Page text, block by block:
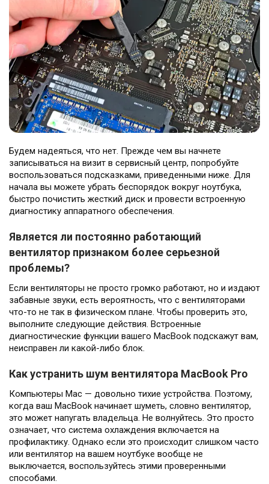
Будем надеяться, что нет. Прежде чем вы начнете
записываться на визит в сервисный центр, попробуйте
воспользоваться подсказками, приведенными ниже. Для
начала вы можете убрать беспорядок вокруг ноутбука,
быстро почистить жесткий диск и провести встроенную
диагностику аппаратного обеспечения.
Является ли постоянно работающий
вентилятор признаком более серьезной
проблемы?
Если вентиляторы не просто громко работают, но и издают
забавные звуки, есть вероятность, что с вентиляторами
что-то не так в физическом плане. Чтобы проверить это,
выполните следующие действия. Встроенные
диагностические функции вашего MacBook подскажут вам,
неисправен ли какой-либо блок.
Как устранить шум вентилятора MacBook Pro
Компьютеры Mac — довольно тихие устройства. Поэтому,
когда ваш MacBook начинает шуметь, словно вентилятор,
это может напугать владельца. Не волнуйтесь. Это просто
означает, что система охлаждения включается на
профилактику. Однако если это происходит слишком часто
или вентилятор на вашем ноутбуке вообще не
выключается, воспользуйтесь этими проверенными
способами.